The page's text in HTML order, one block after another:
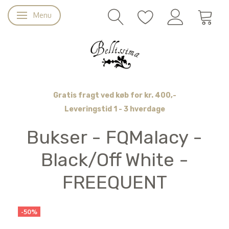
Skifte navigation
Menu
Gratis fragt ved køb for kr. 400,-
Leveringstid 1 - 3 hverdage
Bukser - FQMalacy -
Black/Off White -
FREEQUENT
-50%